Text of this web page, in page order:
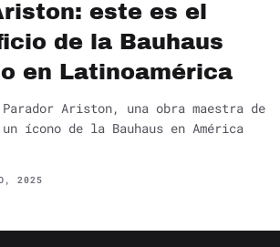
este es el
de la Bauhaus
en Latinoamérica
Ariston, una obra maestra de
ícono de la Bauhaus en América
2025